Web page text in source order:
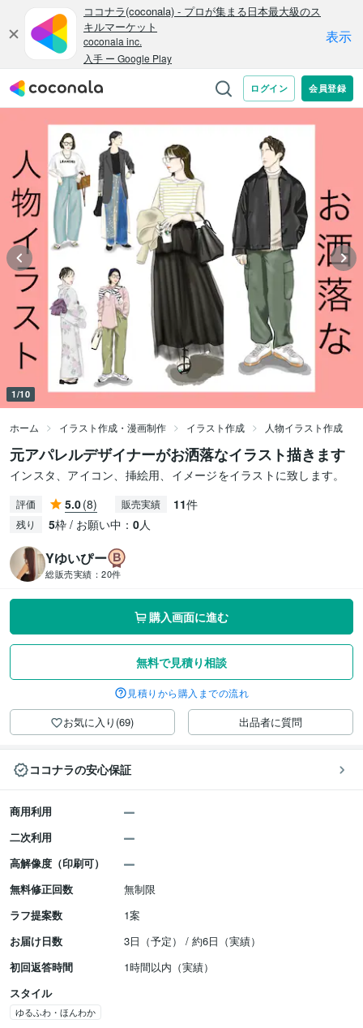
1/10
ホーム イラスト作成・漫画制作 イラスト作成 人物イラスト作成
元アパレルデザイナーがお洒落なイラスト描きます
インスタ、アイコン、挿絵用、イメージをイラストに致します。
評価 5.0(8) 販売実績 11件
残り 5枠 / お願い中： 0人
Yゆいぴー
総販売実績： 20件
購入画面に進む
無料で見積り相談
見積りから購入までの流れ
お気に入り(69) 出品者に質問
ココナラの安心保証
商用利用
二次利用
高解像度（印刷可）
無料修正回数
無制限
ラフ提案数
1案
お届け日数
3日（予定） / 約6日（実績）
初回返答時間
1時間以内（実績）
スタイル
ゆるふわ・ほんわか